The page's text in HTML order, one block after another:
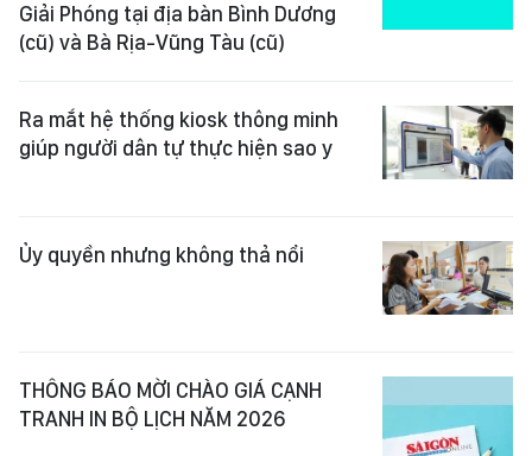
Giải Phóng tại địa bàn Bình Dương
(cũ) và Bà Rịa-Vũng Tàu (cũ)
Ra mắt hệ thống kiosk thông minh
giúp người dân tự thực hiện sao y
Ủy quyền nhưng không thả nổi
THÔNG BÁO MỜI CHÀO GIÁ CẠNH
TRANH IN BỘ LỊCH NĂM 2026